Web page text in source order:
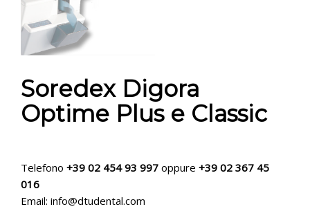
Soredex Digora
Optime Plus e Classic
Telefono +39 02 454 93 997 oppure +39 02 367 45
016
Email: info@dtudental.com